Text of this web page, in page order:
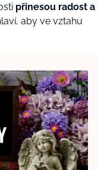
přinesou radost a
aby ve vztahu